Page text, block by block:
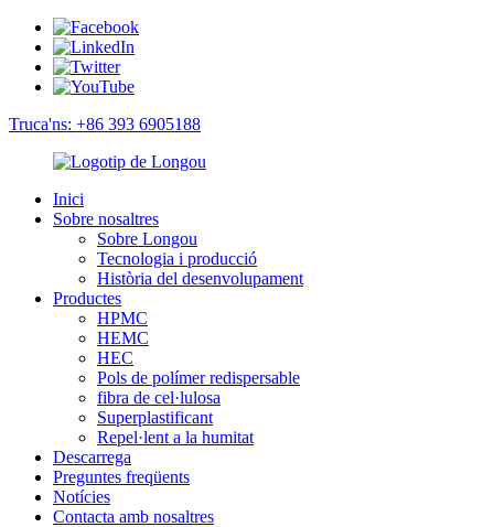
Truca'ns: +86 393 6905188
Inici
Sobre nosaltres
Sobre Longou
Tecnologia i producció
Història del desenvolupament
Productes
HPMC
HEMC
HEC
Pols de polímer redispersable
fibra de cel·lulosa
Superplastificant
Repel·lent a la humitat
Descarrega
Preguntes freqüents
Notícies
Contacta amb nosaltres